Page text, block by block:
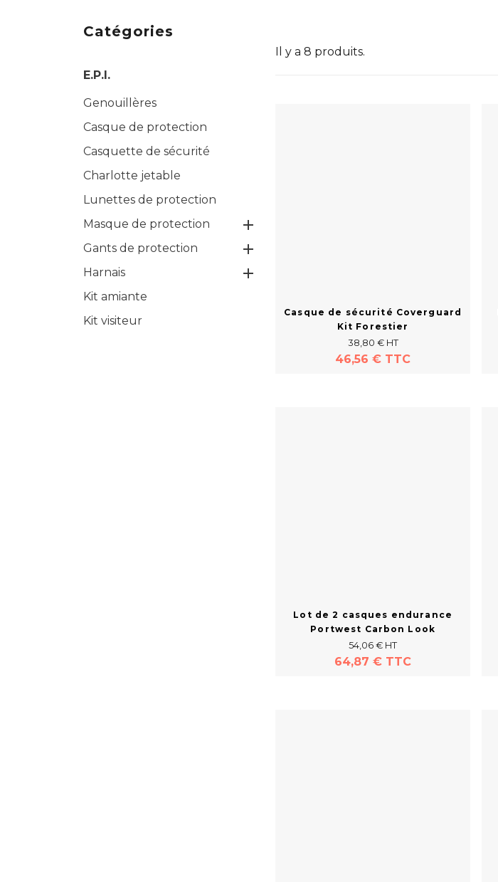
Catégories
E.P.I.
Genouillères
Casque de protection
Casquette de sécurité
Charlotte jetable
Lunettes de protection
Masque de protection

Gants de protection 
Harnais 
Kit amiante
Kit visiteur
Il y a 8 produits.
Casque de sécurité Coverguard
Kit Forestier
38,80 € HT
46,56 € TTC
Lot de 2 casques endurance
Portwest Carbon Look
54,06 € HT
64,87 € TTC